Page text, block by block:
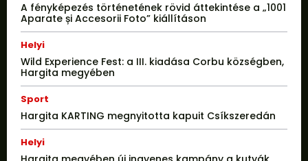
A fényképezés történetének rövid áttekintése a „1001
Aparate și Accesorii Foto” kiállításon
Helyi
Wild Experience Fest: a III. kiadása Corbu községben,
Hargita megyében
Sport
Hargita KARTING megnyitotta kapuit Csíkszeredán
Helyi